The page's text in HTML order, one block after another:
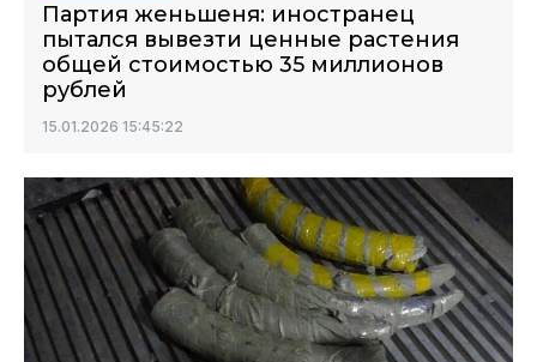
Партия женьшеня: иностранец
пытался вывезти ценные растения
общей стоимостью 35 миллионов
рублей
15.01.2026 15:45:22